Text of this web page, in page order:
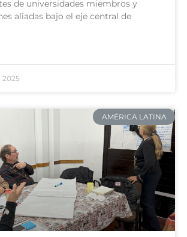
de universidades miembros y
aliadas bajo el eje central de
2025
AMÉRICA LATINA